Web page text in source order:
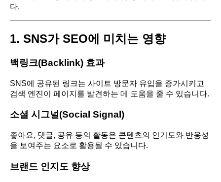
다.
1. SNS가 SEO에 미치는 영향
백링크(Backlink) 효과
SNS에 공유된 링크는 사이트 방문자 유입을 증가시키고
검색 엔진이 페이지를 발견하는 데 도움을 줄 수 있습니다.
소셜 시그널(Social Signal)
좋아요, 댓글, 공유 등의 활동은 콘텐츠의 인기도와 반응성
을 보여주는 요소로 활용될 수 있습니다.
브랜드 인지도 향상